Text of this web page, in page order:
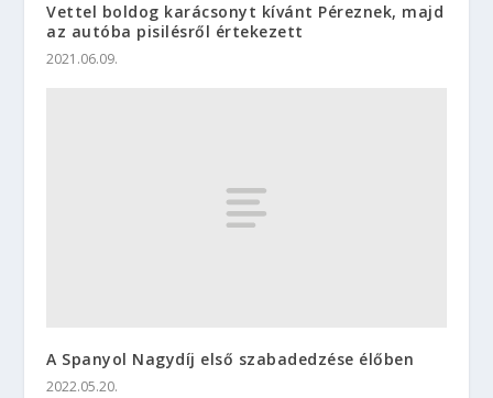
Vettel boldog karácsonyt kívánt Péreznek, majd
az autóba pisilésről értekezett
2021.06.09.
A Spanyol Nagydíj első szabadedzése élőben
2022.05.20.